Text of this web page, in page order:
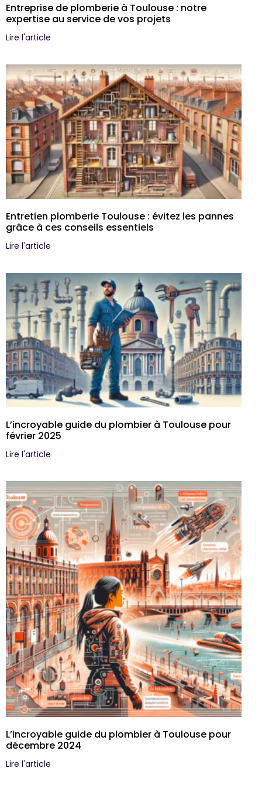
Entreprise de plomberie à Toulouse : notre
expertise au service de vos projets
Lire l'article
Entretien plomberie Toulouse : évitez les pannes
grâce à ces conseils essentiels
Lire l'article
L’incroyable guide du plombier à Toulouse pour
février 2025
Lire l'article
L’incroyable guide du plombier à Toulouse pour
décembre 2024
Lire l'article